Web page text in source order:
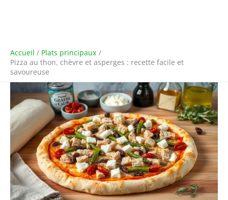
Accueil
Plats principaux
Pizza au thon, chèvre et asperges : recette facile et
savoureuse